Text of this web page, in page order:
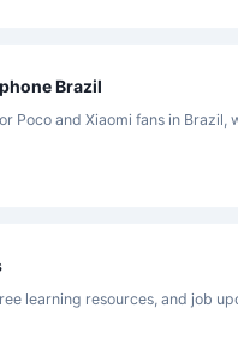
Brazil
Poco and Xiaomi fans in Brazil,
learning resources, and job